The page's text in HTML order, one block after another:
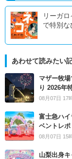
リーガ
で特別な
あわせて読みたい
マザー牧
り 2026年
08月07日 17
富士急ハ
ベントレポ
08月07日 15
山梨出身